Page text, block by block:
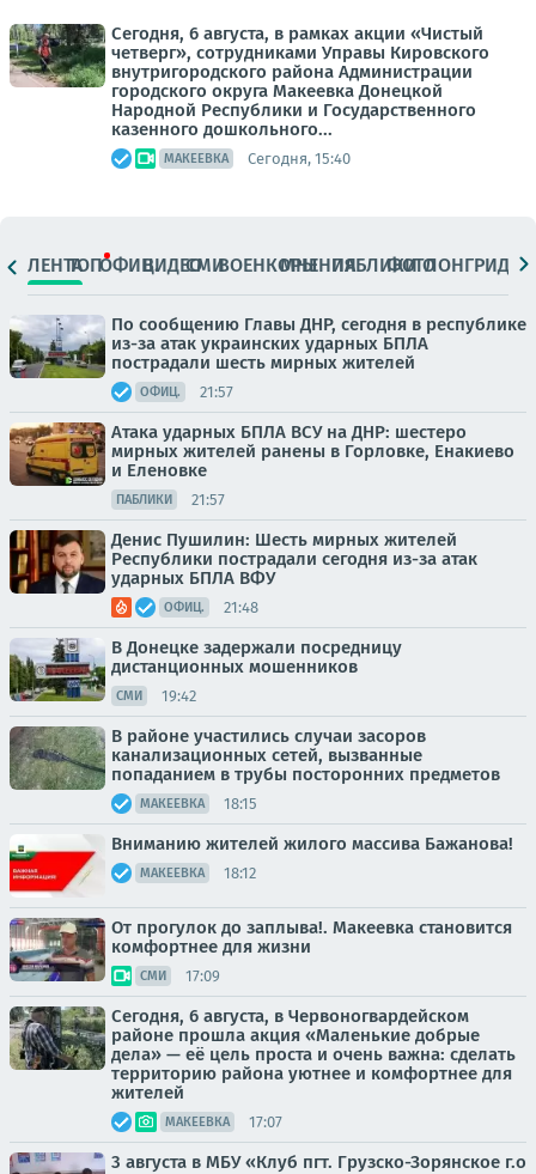
Сегодня, 6 августа, в рамках акции «Чистый
четверг», сотрудниками Управы Кировского
внутригородского района Администрации
городского округа Макеевка Донецкой
Народной Республики и Государственного
казенного дошкольного...
МАКЕЕВКА Сегодня, 15:40
ЛЕНТАТОПОФИЦ.ВИДЕОСМИВОЕНКОРЫМНЕНИЯПАБЛИКИ
ФОТОЛОНГРИДЫ
По сообщению Главы ДНР, сегодня в республике
из-за атак украинских ударных БПЛА
пострадали шесть мирных жителей
ОФИЦ. 21:57
Атака ударных БПЛА ВСУ на ДНР: шестеро
мирных жителей ранены в Горловке, Енакиево
и Еленовке
ПАБЛИКИ 21:57
Денис Пушилин: Шесть мирных жителей
Республики пострадали сегодня из-за атак
ударных БПЛА ВФУ
ОФИЦ. 21:48
В Донецке задержали посредницу
дистанционных мошенников
СМИ 19:42
В районе участились случаи засоров
канализационных сетей, вызванные
попаданием в трубы посторонних предметов
МАКЕЕВКА 18:15
Вниманию жителей жилого массива Бажанова!
МАКЕЕВКА 18:12
От прогулок до заплыва!. Макеевка становится
комфортнее для жизни
СМИ 17:09
Сегодня, 6 августа, в Червоногвардейском
районе прошла акция «Маленькие добрые
дела» — её цель проста и очень важна: сделать
территорию района уютнее и комфортнее для
жителей
МАКЕЕВКА 17:07
3 августа в МБУ «Клуб пгт. Грузско-Зорянское г.о